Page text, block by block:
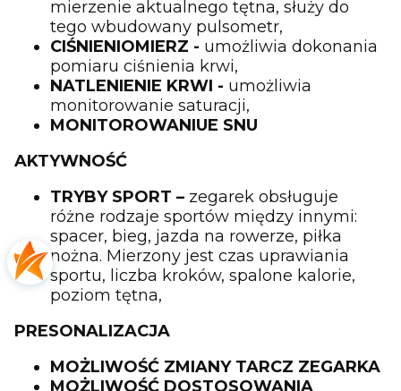
mierzenie aktualnego tętna, służy do
tego wbudowany pulsometr,
CIŚNIENIOMIERZ - umożliwia dokonania
pomiaru ciśnienia krwi,
NATLENIENIE KRWI - umożliwia
monitorowanie saturacji,
MONITOROWANIUE SNU
AKTYWNOŚĆ
TRYBY SPORT – zegarek obsługuje
różne rodzaje sportów między innymi:
spacer, bieg, jazda na rowerze, piłka
nożna. Mierzony jest czas uprawiania
sportu, liczba kroków, spalone kalorie,
poziom tętna,
PRESONALIZACJA
MOŻLIWOŚĆ ZMIANY TARCZ ZEGARKA
MOŻLIWOŚĆ DOSTOSOWANIA